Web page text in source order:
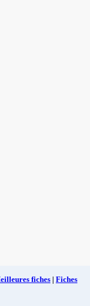
fiches | Fiches